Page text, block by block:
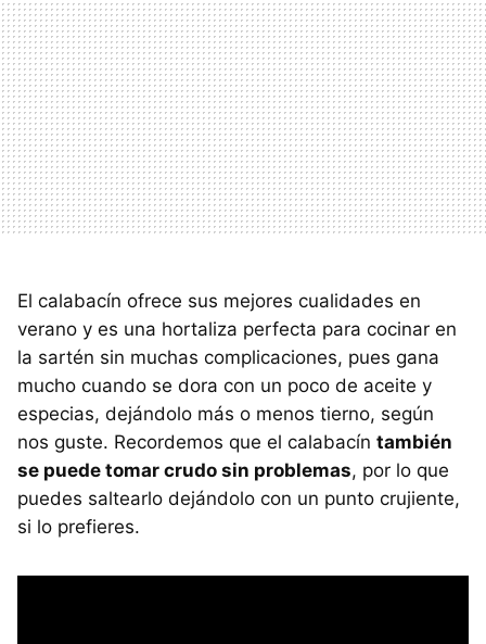
El calabacín ofrece sus mejores cualidades en
verano y es una hortaliza perfecta para cocinar en
la sartén sin muchas complicaciones, pues gana
mucho cuando se dora con un poco de aceite y
especias, dejándolo más o menos tierno, según
nos guste. Recordemos que el calabacín también
se puede tomar crudo sin problemas, por lo que
puedes saltearlo dejándolo con un punto crujiente,
si lo prefieres.